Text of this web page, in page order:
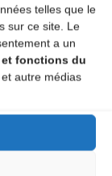
telles que le
sur ce site. Le
a un
fonctions du
autre médias